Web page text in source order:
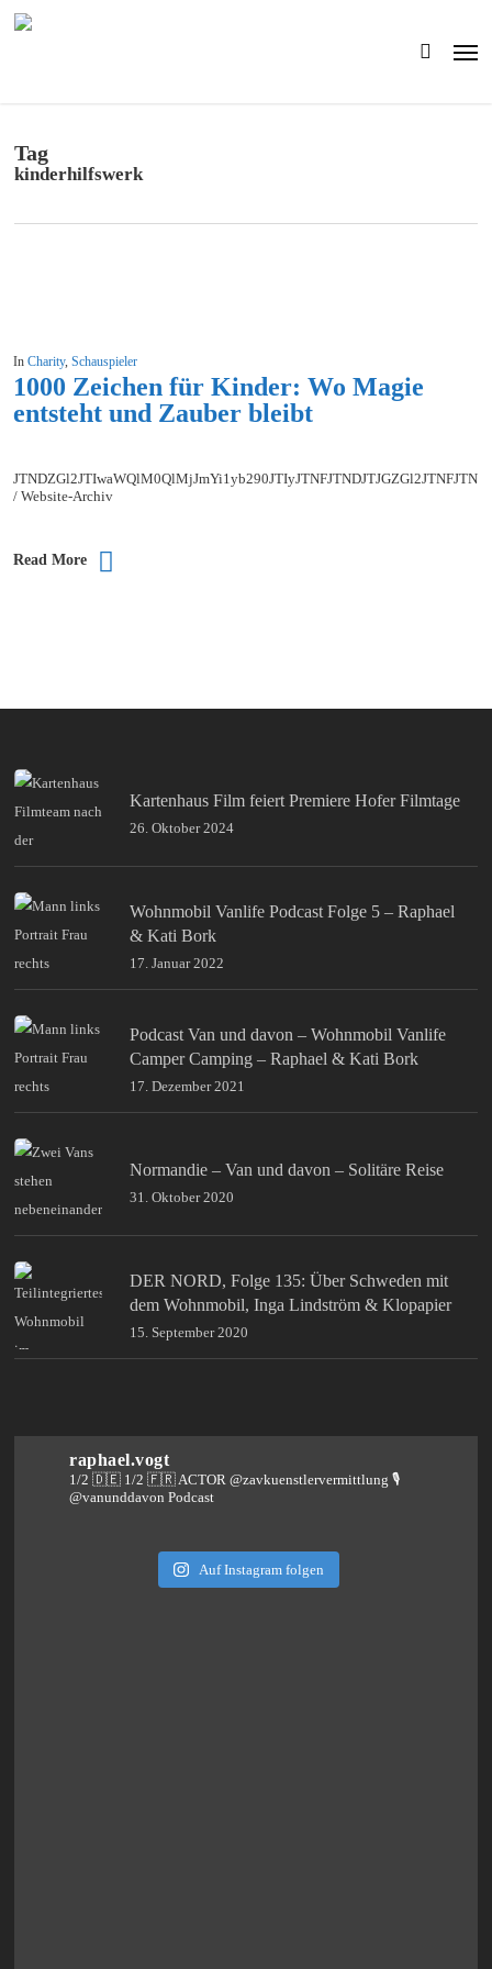
search
Tag
kinderhilfswerk
InCharity,Schauspieler
1000 Zeichen für Kinder: Wo Magie
entsteht und Zauber bleibt
/ Website-Archiv
Read More
Kartenhaus Film feiert Premiere Hofer Filmtage
26. Oktober 2024
Wohnmobil Vanlife Podcast Folge 5 – Raphael
& Kati Bork
17. Januar 2022
Podcast Van und davon – Wohnmobil Vanlife
Camper Camping – Raphael & Kati Bork
17. Dezember 2021
Normandie – Van und davon – Solitäre Reise
31. Oktober 2020
DER NORD, Folge 135: Über Schweden mit
dem Wohnmobil, Inga Lindström & Klopapier
15. September 2020
raphael.vogt
1/2 🇩🇪 1/2 🇫🇷 ACTOR @zavkuenstlervermittlung🎙️
@vanunddavon Podcast
Auf Instagram folgen